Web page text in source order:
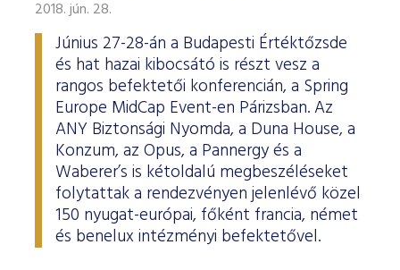
ESG Útmutató
2018. jún. 28.
Június 27-28-án a Budapesti Értéktőzsde
és hat hazai kibocsátó is részt vesz a
rangos befektetői konferencián, a Spring
Europe MidCap Event-en Párizsban. Az
ANY Biztonsági Nyomda, a Duna House, a
Konzum, az Opus, a Pannergy és a
Waberer’s is kétoldalú megbeszéléseket
folytattak a rendezvényen jelenlévő közel
150 nyugat-európai, főként francia, német
és benelux intézményi befektetővel.